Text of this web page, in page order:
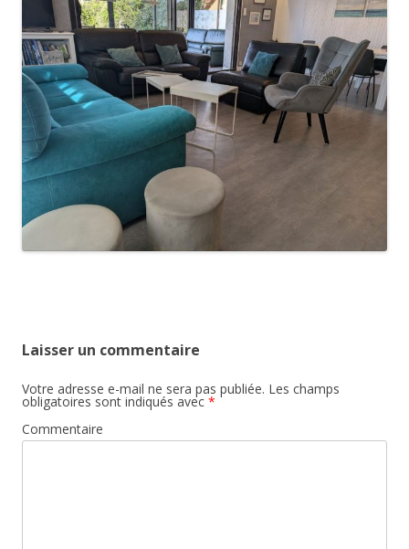
Laisser un commentaire
Votre adresse e-mail ne sera pas publiée. Les champs
obligatoires sont indiqués avec *
Commentaire